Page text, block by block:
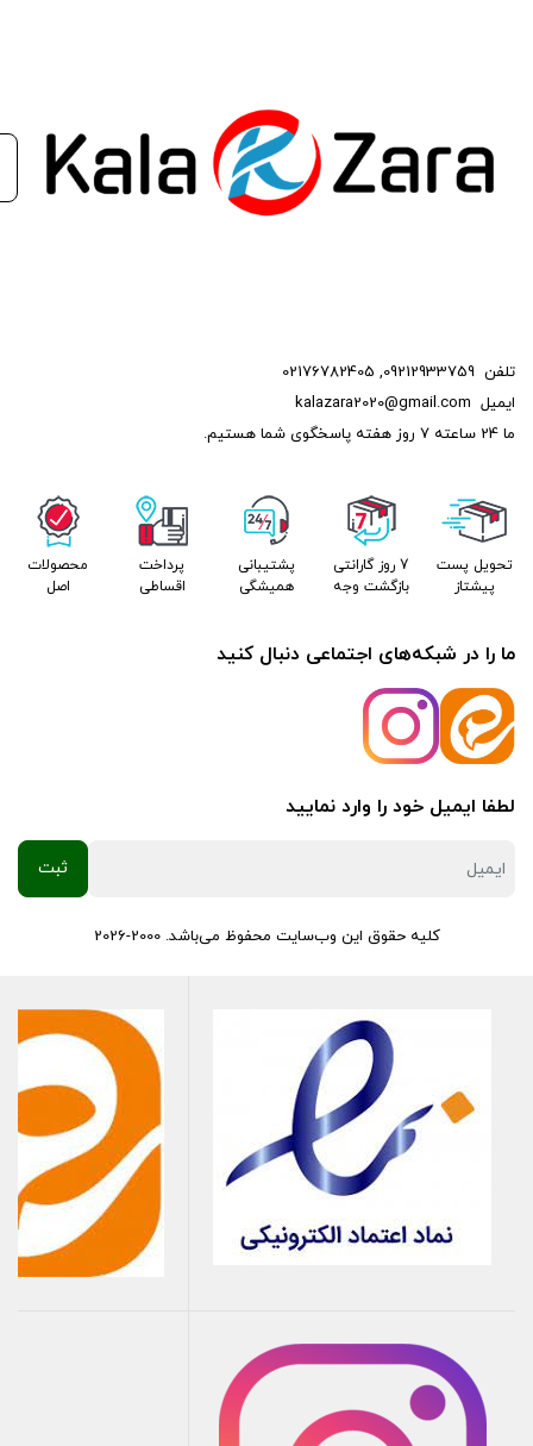
تلفن 09212933759
,
02176782405
ایمیل kalazara2020@gmail.com
ما 24 ساعته 7 روز هفته پاسخگوی شما هستیم.
تحویل پست
پیشتاز
7 روز گارانتی
بازگشت وجه
پشتیبانی
همیشگی
پرداخت
اقساطی
محصولات
اصل
ما را در شبکه‌های اجتماعی دنبال کنید
لطفا ایمیل خود را وارد نمایید
کلیه حقوق این وب‌سایت محفوظ می‌باشد. 2000-2026